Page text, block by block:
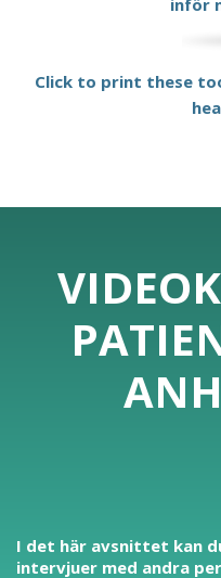
inför
Click to print these
I det här avsnittet kan
intervjuer med andra